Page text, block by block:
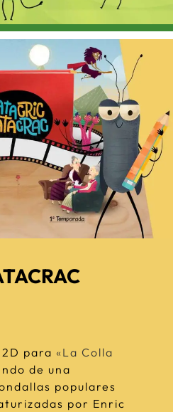
para «La Colla
de una
populares
por Enric